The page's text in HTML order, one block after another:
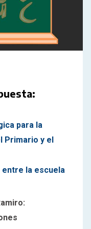
para la
Primario y el
la escuela